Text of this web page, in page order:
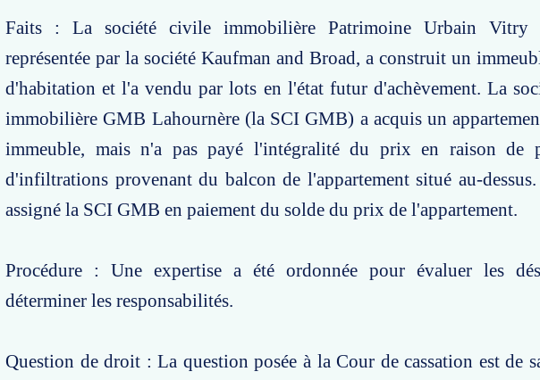
Faits : La société civile immobilière Patrimoine Urbain Vitry
représentée par la société Kaufman and Broad, a construit un
d'habitation et l'a vendu par lots en l'état futur d'achèvement. La
immobilière GMB Lahournère (la SCI GMB) a acquis un
immeuble, mais n'a pas payé l'intégralité du prix en raison de
d'infiltrations provenant du balcon de l'appartement situé au-
assigné la SCI GMB en paiement du solde du prix de l'appartement.
Procédure : Une expertise a été ordonnée pour évaluer les
déterminer les responsabilités.
Question de droit : La question posée à la Cour de cassation est de